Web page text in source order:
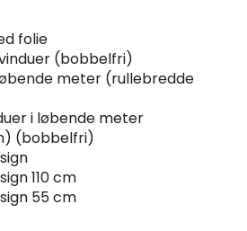
folie
(bobbelfri)
meter (rullebredde
i løbende meter
(bobbelfri)
110 cm
55 cm